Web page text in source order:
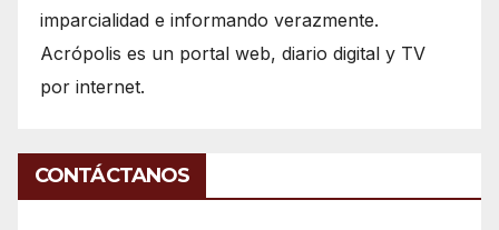
imparcialidad e informando verazmente.
Acrópolis es un portal web, diario digital y TV
por internet.
CONTÁCTANOS